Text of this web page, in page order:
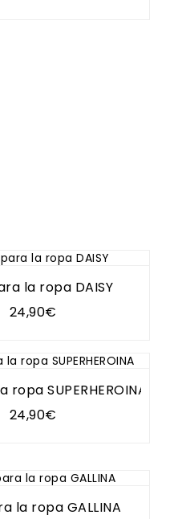
la ropa DAISY
24,90€
SUPERHEROINA
24,90€
la ropa GALLINA